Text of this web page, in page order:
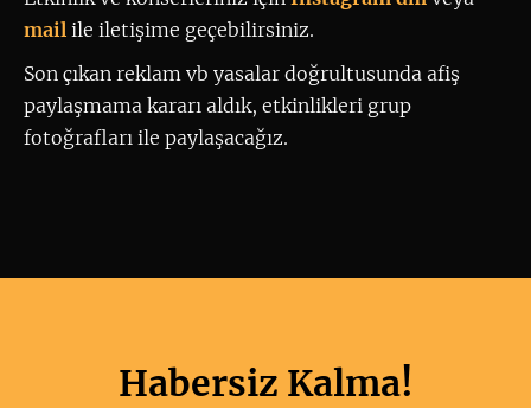
mail ile iletişime geçebilirsiniz.
Son çıkan reklam vb yasalar doğrultusunda afiş
paylaşmama kararı aldık, etkinlikleri grup
fotoğrafları ile paylaşacağız.
Habersiz Kalma!